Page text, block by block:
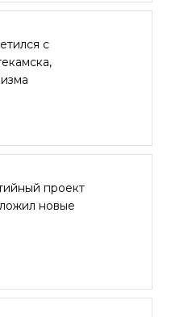
с
проект
новые